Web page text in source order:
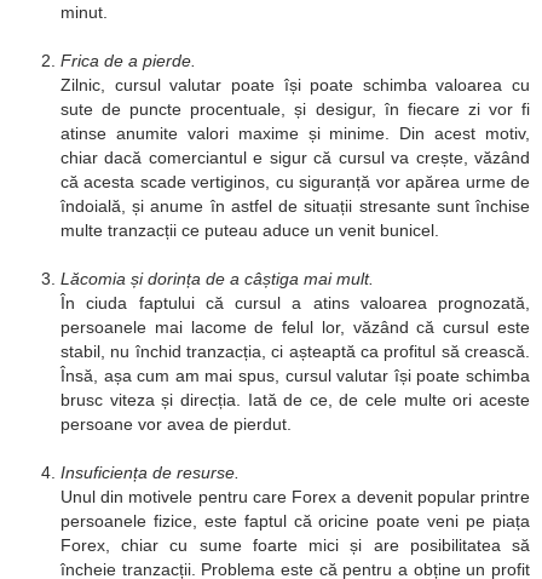
minut.
Frica de a pierde.
Zilnic, cursul valutar poate își poate schimba valoarea cu
sute de puncte procentuale, și desigur, în fiecare zi vor fi
atinse anumite valori maxime și minime. Din acest motiv,
chiar dacă comerciantul e sigur că cursul va crește, văzând
că acesta scade vertiginos, cu siguranță vor apărea urme de
îndoială, și anume în astfel de situații stresante sunt închise
multe tranzacții ce puteau aduce un venit bunicel.
Lăcomia și dorința de a câștiga mai mult.
În ciuda faptului că cursul a atins valoarea prognozată,
persoanele mai lacome de felul lor, văzând că cursul este
stabil, nu închid tranzacția, ci așteaptă ca profitul să crească.
Însă, așa cum am mai spus, cursul valutar își poate schimba
brusc viteza și direcția. Iată de ce, de cele multe ori aceste
persoane vor avea de pierdut.
Insuficiența de resurse.
Unul din motivele pentru care Forex a devenit popular printre
persoanele fizice, este faptul că oricine poate veni pe piața
Forex, chiar cu sume foarte mici și are posibilitatea să
încheie tranzacții. Problema este că pentru a obține un profit